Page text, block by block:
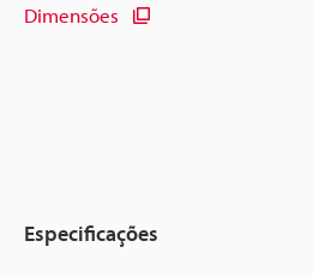
Dimensões
Especificações